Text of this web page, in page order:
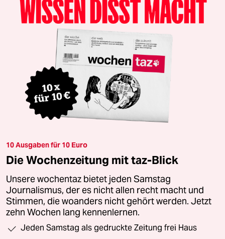
10 Ausgaben für 10 Euro
Die Wochenzeitung mit taz-Blick
Unsere wochentaz bietet jeden Samstag
Journalismus, der es nicht allen recht macht und
Stimmen, die woanders nicht gehört werden. Jetzt
zehn Wochen lang kennenlernen.
Jeden Samstag als gedruckte Zeitung frei Haus